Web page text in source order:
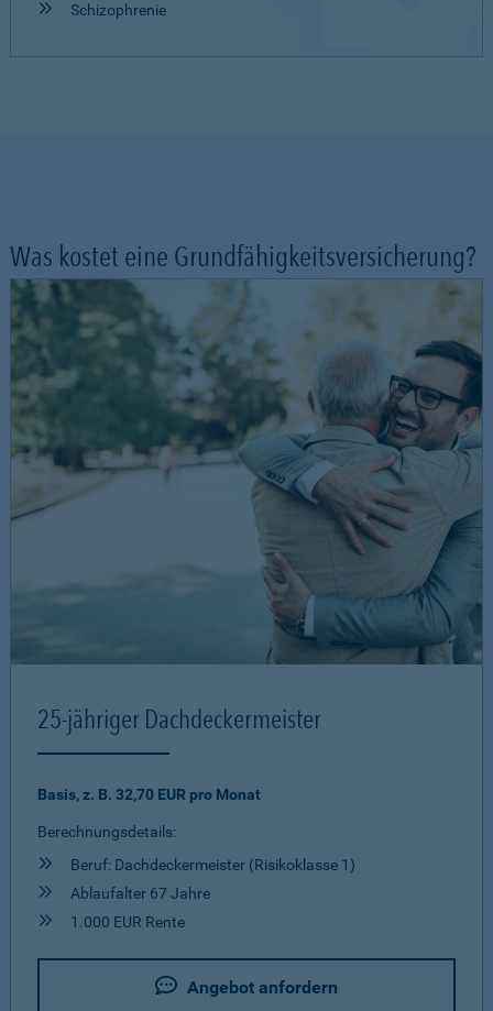
Schizophrenie
Was kostet eine Grundfähigkeitsversicherung?
25-jähriger Dachdeckermeister
Basis, z. B. 32,70 EUR pro Monat
Berechnungsdetails:
Beruf: Dachdeckermeister (Risikoklasse 1)
Ablaufalter 67 Jahre
1.000 EUR Rente
Angebot anfordern